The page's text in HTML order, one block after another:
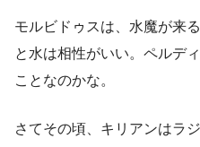
モルビドゥスは、水魔が来
と水は相性がいい。ペルデ
ことなのかな。
さてその頃、キリアンはラ